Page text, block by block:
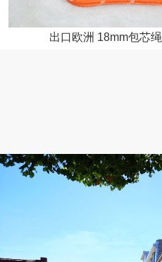
出口欧洲 18mm包芯绳